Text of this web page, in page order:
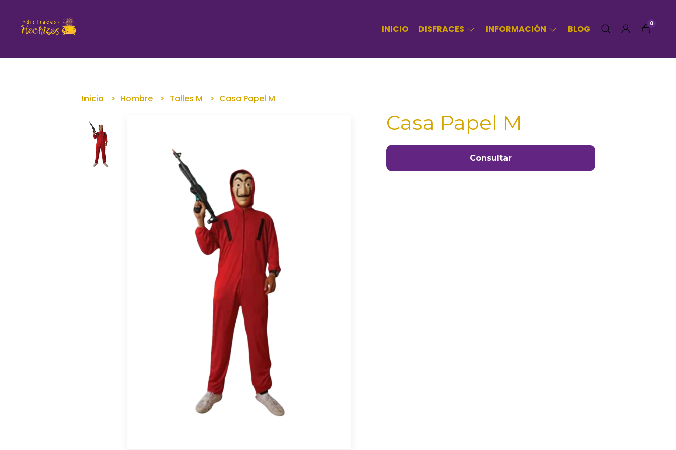
INICIO DISFRACES INFORMACIÓN BLOG 0
Inicio Hombre Talles M Casa Papel M
Casa Papel M
Consultar